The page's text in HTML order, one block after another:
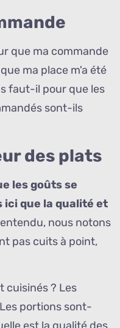
que ma commande
ma place m'a été
faut-il pour que les
sont-ils
des plats
les goûts se
ici que la qualité et
nous notons
pas cuits à point,
cuisinés ? Les
portions sont-